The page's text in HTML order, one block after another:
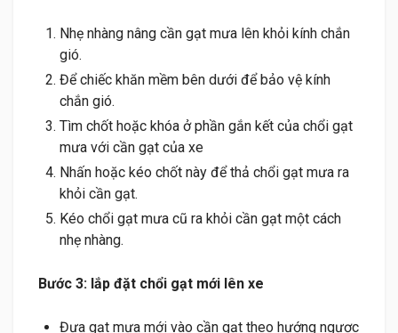
Nhẹ nhàng nâng cần gạt mưa lên khỏi kính chắn
gió.
Để chiếc khăn mềm bên dưới để bảo vệ kính
chắn gió.
Tìm chốt hoặc khóa ở phần gắn kết của chổi gạt
mưa với cần gạt của xe
Nhấn hoặc kéo chốt này để thả chổi gạt mưa ra
khỏi cần gạt.
Kéo chổi gạt mưa cũ ra khỏi cần gạt một cách
nhẹ nhàng.
Bước 3: lắp đặt chổi gạt mới lên xe
Đưa gạt mưa mới vào cần gạt theo hướng ngược